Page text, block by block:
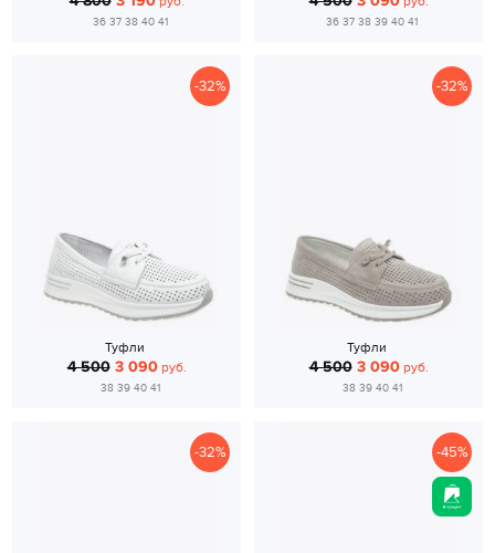
36 37 38 40 41 36 37 38 39 40 41
-32%
Туфли
4 500 3 090руб.
38 39 40 41
-32%
Туфли
4 500 3 090руб.
38 39 40 41
-32% -45%